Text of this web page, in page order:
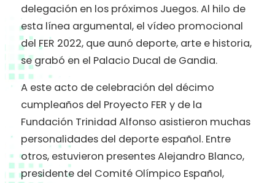
delegación en los próximos Juegos. Al hilo de
esta línea argumental, el vídeo promocional
del FER 2022, que aunó deporte, arte e historia,
se grabó en el Palacio Ducal de Gandia.
A este acto de celebración del décimo
cumpleaños del Proyecto FER y de la
Fundación Trinidad Alfonso asistieron muchas
personalidades del deporte español. Entre
otros, estuvieron presentes Alejandro Blanco,
presidente del Comité Olímpico Español,